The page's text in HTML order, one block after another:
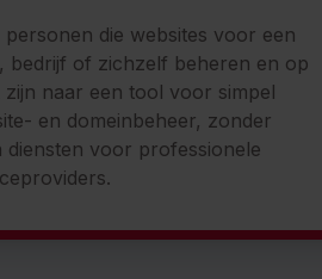
personen die websites voor een
bedrijf of zichzelf beheren en op
zijn naar een tool voor simpel
en domeinbeheer, zonder
diensten voor professionele